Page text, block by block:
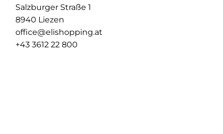
Salzburger Straße 1
8940 Liezen
office@elishopping.at
+43 3612 22 800